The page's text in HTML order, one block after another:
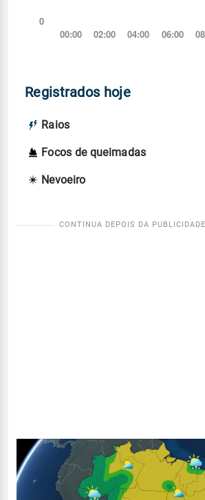
Registrados hoje
Raios
Focos de queimadas
Nevoeiro